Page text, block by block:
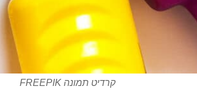
קרדיט תמונה FREEPIK